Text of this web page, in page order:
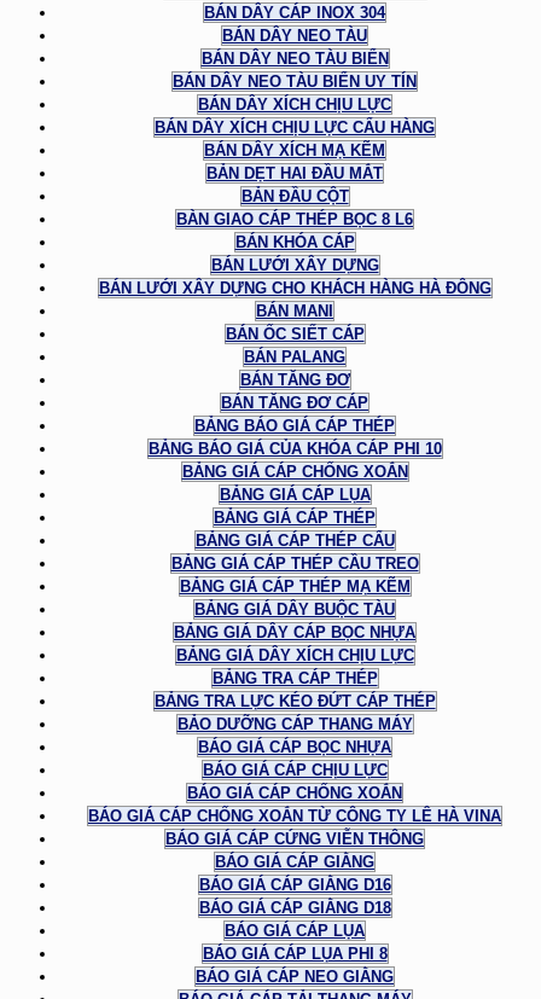
BÁN DÂY CÁP INOX 304
BÁN DÂY NEO TÀU
BÁN DÂY NEO TÀU BIỂN
BÁN DÂY NEO TÀU BIỂN UY TÍN
BÁN DÂY XÍCH CHỊU LỰC
BÁN DÂY XÍCH CHỊU LỰC CẨU HÀNG
BÁN DÂY XÍCH MẠ KẼM
BẢN DẸT HAI ĐẦU MẮT
BẢN ĐẦU CỘT
BÀN GIAO CÁP THÉP BỌC 8 L6
BÁN KHÓA CÁP
BÁN LƯỚI XÂY DỰNG
BÁN LƯỚI XÂY DỰNG CHO KHÁCH HÀNG HÀ ĐÔNG
BÁN MANI
BÁN ỐC SIẾT CÁP
BÁN PALANG
BÁN TĂNG ĐƠ
BÁN TĂNG ĐƠ CÁP
BẢNG BÁO GIÁ CÁP THÉP
BẢNG BÁO GIÁ CỦA KHÓA CÁP PHI 10
BẢNG GIÁ CÁP CHỐNG XOẮN
BẢNG GIÁ CÁP LỤA
BẢNG GIÁ CÁP THÉP
BẢNG GIÁ CÁP THÉP CẨU
BẢNG GIÁ CÁP THÉP CẦU TREO
BẢNG GIÁ CÁP THÉP MẠ KẼM
BẢNG GIÁ DÂY BUỘC TÀU
BẢNG GIÁ DÂY CÁP BỌC NHỰA
BẢNG GIÁ DÂY XÍCH CHỊU LỰC
BẢNG TRA CÁP THÉP
BẢNG TRA LỰC KÉO ĐỨT CÁP THÉP
BẢO DƯỠNG CÁP THANG MÁY
BÁO GIÁ CÁP BỌC NHỰA
BÁO GIÁ CÁP CHỊU LỰC
BÁO GIÁ CÁP CHỐNG XOẮN
BÁO GIÁ CÁP CHỐNG XOẮN TỪ CÔNG TY LÊ HÀ VINA
BÁO GIÁ CÁP CỨNG VIỄN THÔNG
BÁO GIÁ CÁP GIẰNG
BÁO GIÁ CÁP GIẰNG D16
BÁO GIÁ CÁP GIẰNG D18
BÁO GIÁ CÁP LỤA
BÁO GIÁ CÁP LỤA PHI 8
BÁO GIÁ CÁP NEO GIẰNG